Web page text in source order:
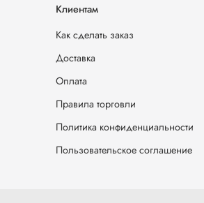
Клиентам
Как сделать заказ
Доставка
Оплата
Правила торговли
Политика конфиденциальности
Пользовательское соглашение